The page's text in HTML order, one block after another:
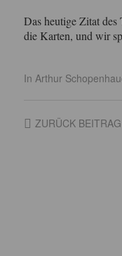
Das heutige Zitat des
die Karten, und wir
In Arthur
ZURÜCKBEITRAG